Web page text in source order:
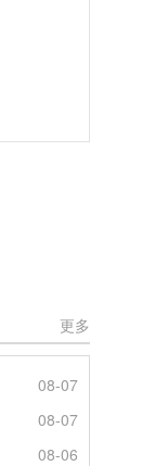
更多
08-07
08-07
08-06